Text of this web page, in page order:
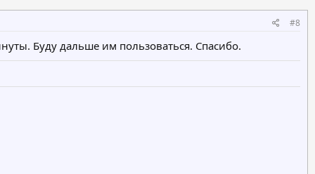
#8
Буду дальше им пользоваться. Спасибо.